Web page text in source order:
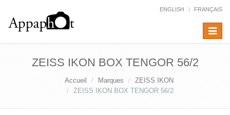
ENGLISH FRANÇAIS
Toggle
ZEISS IKON BOX TENGOR 56/2
Accueil Marques
ZEISS IKON
ZEISS IKON BOX TENGOR 56/2